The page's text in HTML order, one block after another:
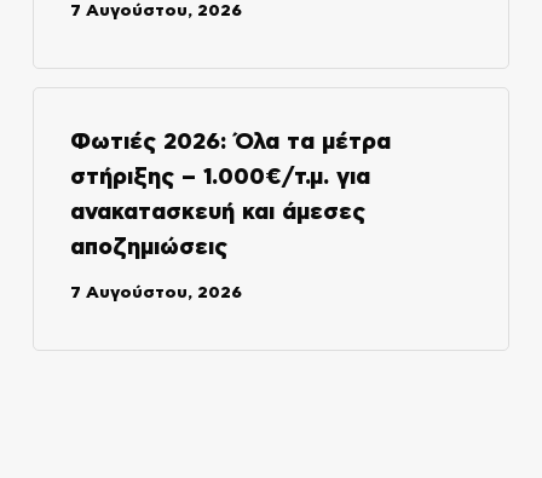
7 Αυγούστου, 2026
Φωτιές 2026: Όλα τα μέτρα
στήριξης – 1.000€/τ.μ. για
ανακατασκευή και άμεσες
αποζημιώσεις
7 Αυγούστου, 2026